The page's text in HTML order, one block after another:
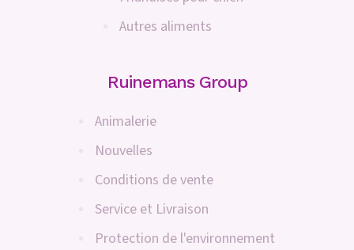
Autres aliments
Ruinemans Group
Animalerie
Nouvelles
Conditions de vente
Service et Livraison
Protection de l'environnement